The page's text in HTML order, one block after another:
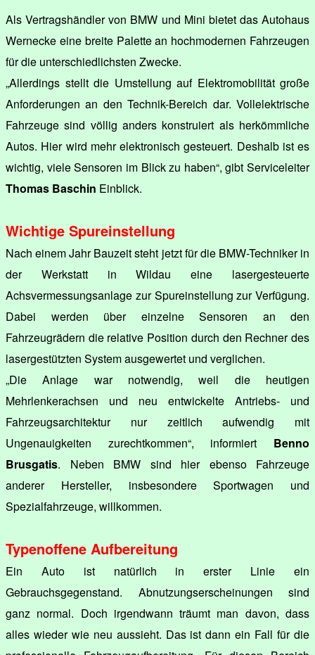
Als Vertragshändler von BMW und Mini bietet das Autohaus
Wernecke eine breite Palette an hochmodernen Fahrzeugen
für die unterschiedlichsten Zwecke.
„Allerdings stellt die Umstellung auf Elektromobilität große
Anforderungen an den Technik-Bereich dar. Vollelektrische
Fahrzeuge sind völlig anders konstruiert als herkömmliche
Autos. Hier wird mehr elektronisch gesteuert. Deshalb ist es
wichtig, viele Sensoren im Blick zu haben“, gibt Serviceleiter
Thomas Baschin Einblick.
Wichtige Spureinstellung
Nach einem Jahr Bauzeit steht jetzt für die BMW-Techniker in
der Werkstatt in Wildau eine lasergesteuerte
Achsvermessungsanlage zur Spureinstellung zur Verfügung.
Dabei werden über einzelne Sensoren an den
Fahrzeugrädern die relative Position durch den Rechner des
lasergestützten System ausgewertet und verglichen.
„Die Anlage war notwendig, weil die heutigen
Mehrlenkerachsen und neu entwickelte Antriebs- und
Fahrzeugsarchitektur nur zeitlich aufwendig mit
Ungenauigkeiten zurechtkommen“, informiert Benno
Brusgatis. Neben BMW sind hier ebenso Fahrzeuge
anderer Hersteller, insbesondere Sportwagen und
Spezialfahrzeuge, willkommen.
Typenoffene Aufbereitung
Ein Auto ist natürlich in erster Linie ein
Gebrauchsgegenstand. Abnutzungserscheinungen sind
ganz normal. Doch irgendwann träumt man davon, dass
alles wieder wie neu aussieht. Das ist dann ein Fall für die